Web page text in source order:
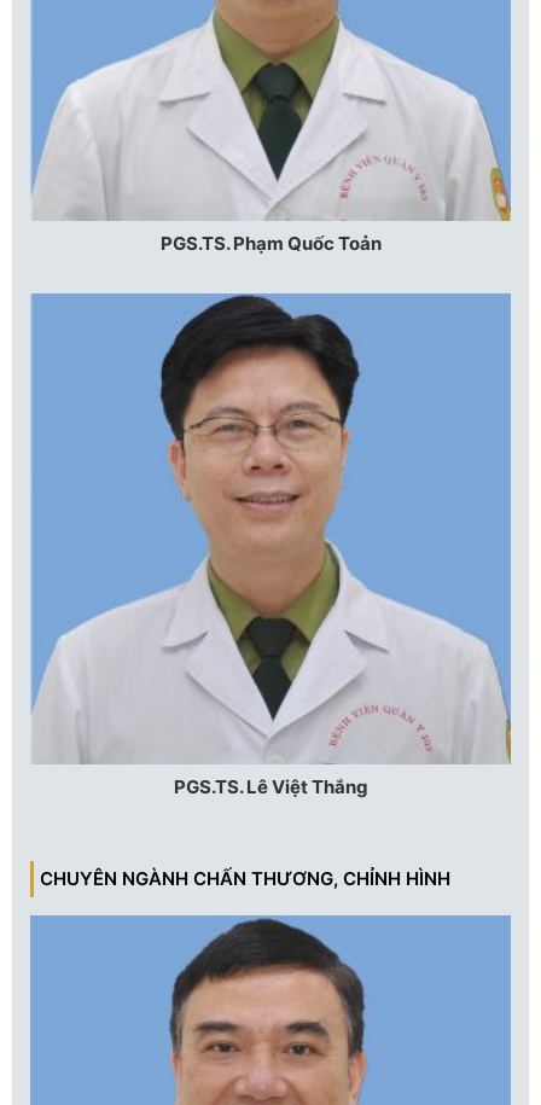
PGS.TS. Phạm Quốc Toản
PGS.TS. Lê Việt Thắng
CHUYÊN NGÀNH CHẤN THƯƠNG, CHỈNH HÌNH